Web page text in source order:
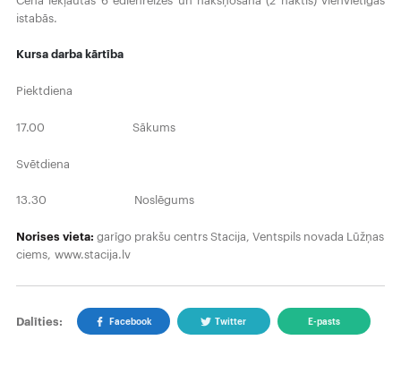
istabās.
Kursa darba kārtība
Piektdiena
17.00 Sākums
Svētdiena
13.30 Noslēgums
Norises vieta: garīgo prakšu centrs Stacija, Ventspils novada Lūžņas
ciems, www.stacija.lv
Dalīties: Facebook Twitter E-pasts